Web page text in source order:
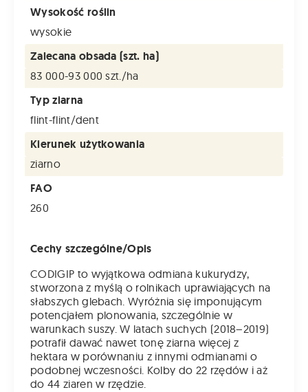
Wysokość roślin
wysokie
Zalecana obsada (szt. ha)
83 000-93 000 szt./ha
Typ ziarna
flint-flint/dent
Kierunek użytkowania
ziarno
FAO
260
Cechy szczególne/Opis
CODIGIP to wyjątkowa odmiana kukurydzy,
stworzona z myślą o rolnikach uprawiających na
słabszych glebach. Wyróżnia się imponującym
potencjałem plonowania, szczególnie w
warunkach suszy. W latach suchych (2018–2019)
potrafił dawać nawet tonę ziarna więcej z
hektara w porównaniu z innymi odmianami o
podobnej wczesności. Kolby do 22 rzędów i aż
do 44 ziaren w rzędzie.